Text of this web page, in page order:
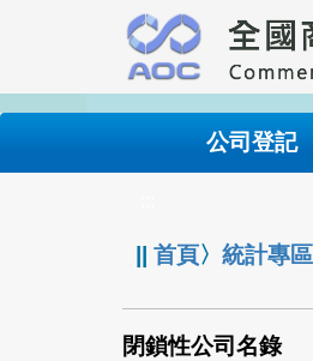
要
內
公司登記
||首頁〉統計專區
閉鎖性公司名錄